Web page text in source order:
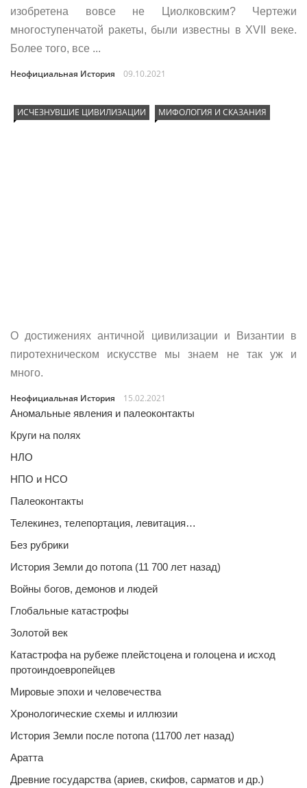
изобретена вовсе не Циолковским? Чертежи
многоступенчатой ракеты, были известны в XVII веке.
Более того, все ...
Неофициальная История 09.10.2021
ИСЧЕЗНУВШИЕ ЦИВИЛИЗАЦИИ МИФОЛОГИЯ И СКАЗАНИЯ
О достижениях античной цивилизации и Византии в
пиротехническом искусстве мы знаем не так уж и
много.
Неофициальная История
15.02.2021
Аномальные явления и палеоконтакты
Круги на полях
НЛО
НПО и НСО
Палеоконтакты
Телекинез, телепортация, левитация…
Без рубрики
История Земли до потопа (11 700 лет назад)
Войны богов, демонов и людей
Глобальные катастрофы
Золотой век
Катастрофа на рубеже плейстоцена и голоцена и исход
протоиндоевропейцев
Мировые эпохи и человечества
Хронологические схемы и иллюзии
История Земли после потопа (11700 лет назад)
Аратта
Древние государства (ариев, скифов, сарматов и др.)